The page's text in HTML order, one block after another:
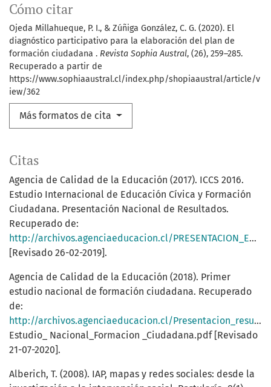
Cómo citar
Ojeda Millahueque, P. I., & Zúñiga González, C. G. (2020). El
diagnóstico participativo para la elaboración del plan de
formación ciudadana . Revista Sophia Austral, (26), 259–285.
Recuperado a partir de
https://www.sophiaaustral.cl/index.php/shopiaaustral/article/v
iew/362
Más formatos de cita
Citas
Agencia de Calidad de la Educación (2017). ICCS 2016.
Estudio Internacional de Educación Cívica y Formación
Ciudadana. Presentación Nacional de Resultados.
Recuperado de:
http://archivos.agenciaeducacion.cl/PRESENTACION_EDUCACION_CIVICA.pdf
[Revisado 26-02-2019].
Agencia de Calidad de la Educación (2018). Primer
estudio nacional de formación ciudadana. Recuperado
de:
http://archivos.agenciaeducacion.cl/Presentacion_resultados_
Estudio_ Nacional_Formacion _Ciudadana.pdf [Revisado
21-07-2020].
Alberich, T. (2008). IAP, mapas y redes sociales: desde la